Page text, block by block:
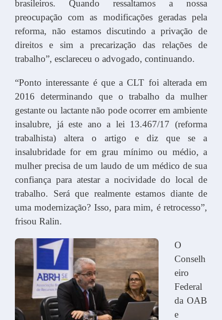
brasileiros. Quando ressaltamos a nossa
preocupação com as modificações geradas pela
reforma, não estamos discutindo a privação de
direitos e sim a precarização das relações de
trabalho”, esclareceu o advogado, continuando.
“Ponto interessante é que a CLT foi alterada em
2016 determinando que o trabalho da mulher
gestante ou lactante não pode ocorrer em ambiente
insalubre, já este ano a lei 13.467/17 (reforma
trabalhista) altera o artigo e diz que se a
insalubridade for em grau mínimo ou médio, a
mulher precisa de um laudo de um médico de sua
confiança para atestar a nocividade do local de
trabalho. Será que realmente estamos diante de
uma modernização? Isso, para mim, é retrocesso”,
frisou Ralin.
O
Conselh
eiro
Federal
da OAB
e